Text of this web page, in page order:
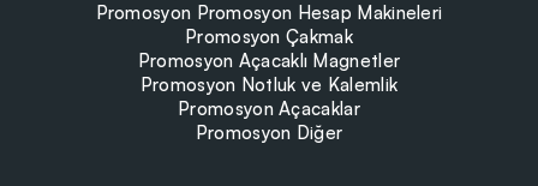
Promosyon Promosyon Hesap Makineleri
Promosyon Çakmak
Promosyon Açacaklı Magnetler
Promosyon Notluk ve Kalemlik
Promosyon Açacaklar
Promosyon Diğer